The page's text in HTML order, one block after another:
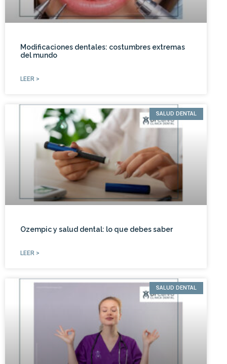
Modificaciones dentales: costumbres extremas
del mundo
LEER >
SALUD DENTAL
Ozempic y salud dental: lo que debes saber
LEER >
SALUD DENTAL